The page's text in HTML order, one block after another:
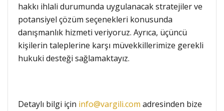
hakkı ihlali durumunda uygulanacak stratejiler ve
potansiyel çözüm seçenekleri konusunda
danışmanlık hizmeti veriyoruz. Ayrıca, üçüncü
kişilerin taleplerine karşı müvekkillerimize gerekli
hukuki desteği sağlamaktayız.
Detaylı bilgi için info@vargili.com adresinden bize